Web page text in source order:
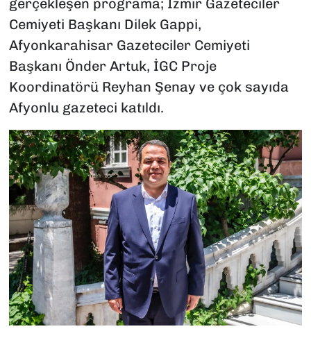
gerçekleşen programa; İzmir Gazeteciler
Cemiyeti Başkanı Dilek Gappi,
Afyonkarahisar Gazeteciler Cemiyeti
Başkanı Önder Artuk, İGC Proje
Koordinatörü Reyhan Şenay ve çok sayıda
Afyonlu gazeteci katıldı.